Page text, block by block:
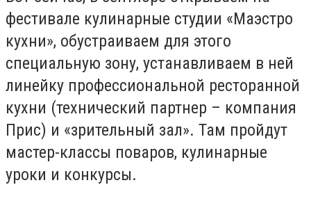
фестивале кулинарные студии «Маэстро
кухни», обустраиваем для этого
специальную зону, устанавливаем в ней
линейку профессиональной ресторанной
кухни (технический партнер – компания
Прис) и «зрительный зал». Там пройдут
мастер-классы поваров, кулинарные
уроки и конкурсы.